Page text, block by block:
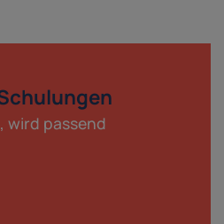
wird passend